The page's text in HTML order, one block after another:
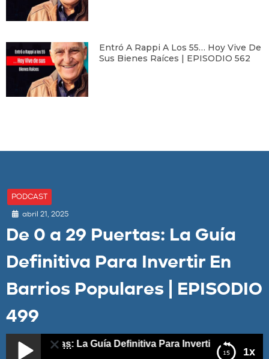
Entró A Rappi A Los 55… Hoy Vive De
Sus Bienes Raíces | EPISODIO 562
PODCAST
abril 21, 2025
De 0 a 29 Puertas: La Guía
Definitiva Para Invertir En
Barrios Populares | EPISODIO
499
1x
29 Puertas: La Guía Definitiva Para Invertir En Barrios